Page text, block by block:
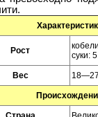
Рост
суки:
Вес